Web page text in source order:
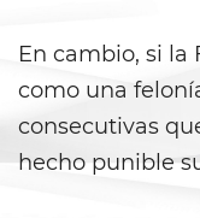
Ward
Post
En cambio, si la
como una
consecutivas
hecho punible